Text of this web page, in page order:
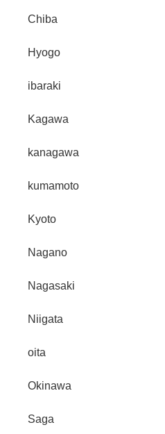
Chiba
Hyogo
ibaraki
Kagawa
kanagawa
kumamoto
Kyoto
Nagano
Nagasaki
Niigata
oita
Okinawa
Saga